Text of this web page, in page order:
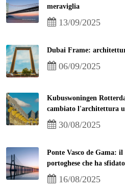
meraviglia
13/09/2025
Dubai Frame:
06/09/2025
Kubuswoningen
cambiato l'architettura
30/08/2025
Ponte Vasco de Gama:
portoghese che ha
16/08/2025